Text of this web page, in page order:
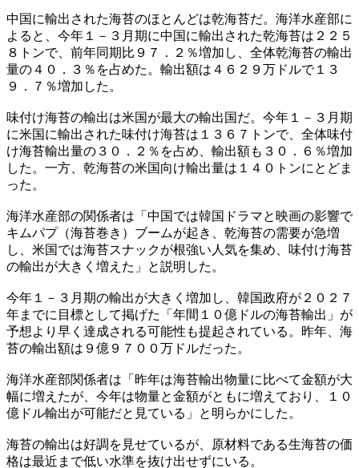
中国に輸出された海苔のほとんどは乾海苔だ。海洋水産部に
よると、今年１－３月期に中国に輸出された乾海苔は２２５
８トンで、前年同期比９７．２％増加し、全体乾海苔の輸出
量の４０．３％を占めた。輸出額は４６２９万ドルで１３
９．７％増加した。
味付け海苔の輸出は米国が最大の輸出国だ。今年１－３月期
に米国に輸出された味付け海苔は１３６７トンで、全体味付
け海苔輸出量の３０．２％を占め、輸出額も３０．６％増加
した。一方、乾海苔の米国向け輸出量は１４０トンにとどま
った。
海洋水産部の関係者は「中国では韓国ドラマと映画の影響で
キムパプ（海苔巻き）ブームが起き、乾海苔の需要が急増
し、米国では海苔スナックが根強い人気を集め、味付け海苔
の輸出が大きく増えた」と説明した。
今年１－３月期の輸出が大きく増加し、韓国政府が２０２７
年までに目標として掲げた「年間１０億ドルの海苔輸出」が
予想より早く達成される可能性も提起されている。昨年、海
苔の輸出額は９億９７００万ドルだった。
海洋水産部関係者は「昨年は海苔輸出物量に比べて金額が大
幅に増えたが、今年は物量と金額がともに増えており、１０
億ドル輸出が可能だと見ている」と明らかにした。
海苔の輸出は好調を見せているが、原材料である生海苔の価
格は最近まで低い水準を抜け出せずにいる。